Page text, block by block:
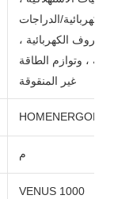
الدراجات
الكهربائية ،
، وتوازم الطاقة
غير المنقوقة
HOMENERGON
م
VENUS 1000